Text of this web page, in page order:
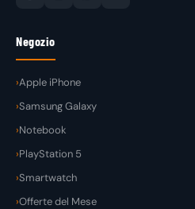
Negozio
Apple iPhone
Samsung Galaxy
Notebook
PlayStation 5
Smartwatch
Offerte del Mese